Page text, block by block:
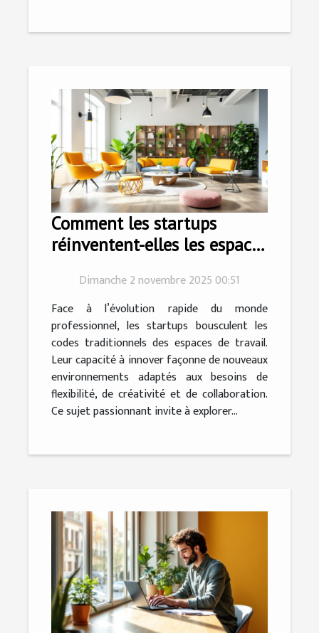
Comment les startups
réinventent-elles les espaces
Dimanche 2 novembre 2025 00:51
Face à l’évolution rapide du monde
professionnel, les startups bousculent les
codes traditionnels des espaces de travail.
Leur capacité à innover façonne de nouveaux
environnements adaptés aux besoins de
flexibilité, de créativité et de collaboration.
Ce sujet passionnant invite à explorer...